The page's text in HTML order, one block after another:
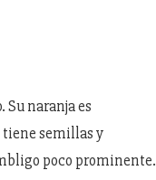
Su naranja es
tiene semillas y
poco prominente.